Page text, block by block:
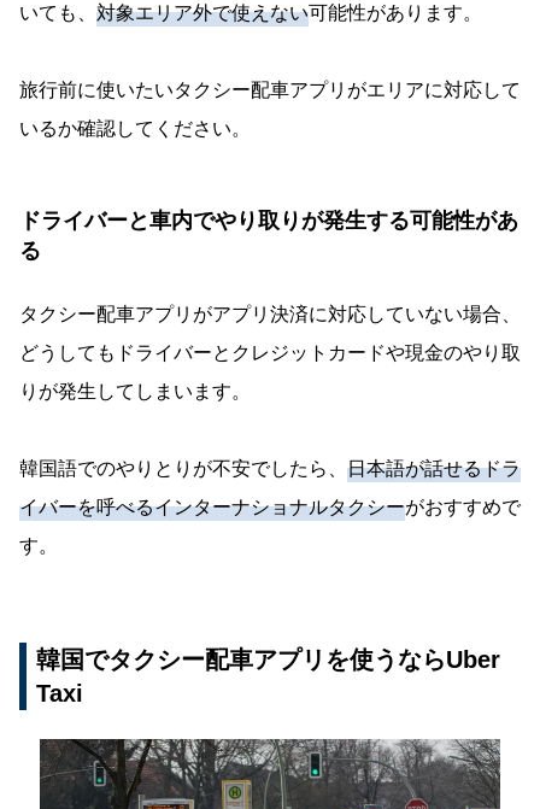
いても、 対象エリア外で使えない可能性があります。
旅行前に使いたいタクシー配車アプリがエリアに対応して
いるか確認してください。
ドライバーと車内でやり取りが発生する可能性があ
る
タクシー配車アプリがアプリ決済に対応していない場合、
どうしてもドライバーとクレジットカードや現金のやり取
りが発生してしまいます。
韓国語でのやりとりが不安でしたら、 日本語が話せるドラ
イバーを呼べるインターナショナルタクシーがおすすめで
す。
韓国でタクシー配車アプリを使うならUber
Taxi